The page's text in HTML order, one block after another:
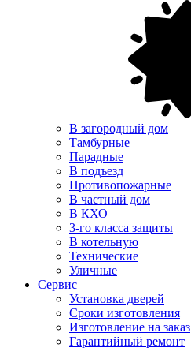
В загородный дом
Тамбурные
Парадные
В подъезд
Противопожарные
В частный дом
В КХО
3-го класса защиты
В котельную
Технические
Уличные
Сервис
Установка дверей
Сроки изготовления
Изготовление на заказ
Гарантийный ремонт